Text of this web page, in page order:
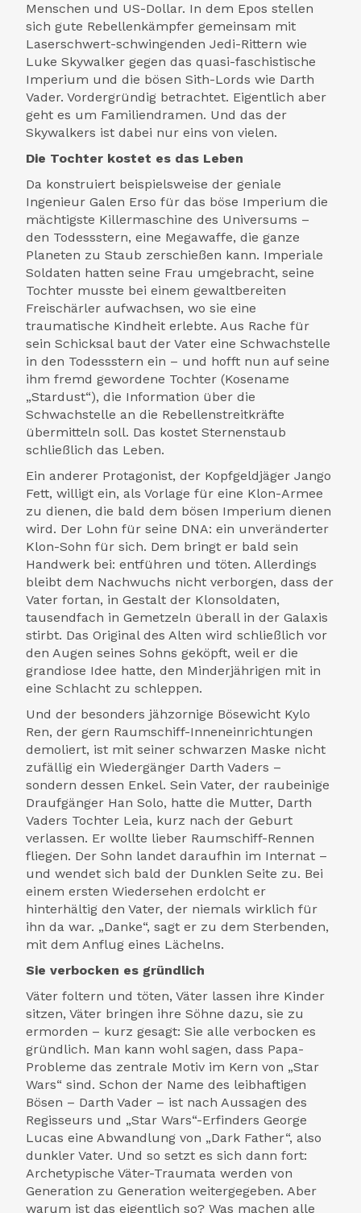
Menschen und US-Dollar. In dem Epos stellen
sich gute Rebellenkämpfer gemeinsam mit
Laserschwert-schwingenden Jedi-Rittern wie
Luke Skywalker gegen das quasi-faschistische
Imperium und die bösen Sith-Lords wie Darth
Vader. Vordergründig betrachtet. Eigentlich aber
geht es um Familiendramen. Und das der
Skywalkers ist dabei nur eins von vielen.
Die Tochter kostet es das Leben
Da konstruiert beispielsweise der geniale
Ingenieur Galen Erso für das böse Imperium die
mächtigste Killermaschine des Universums –
den Todessstern, eine Megawaffe, die ganze
Planeten zu Staub zerschießen kann. Imperiale
Soldaten hatten seine Frau umgebracht, seine
Tochter musste bei einem gewaltbereiten
Freischärler aufwachsen, wo sie eine
traumatische Kindheit erlebte. Aus Rache für
sein Schicksal baut der Vater eine Schwachstelle
in den Todessstern ein – und hofft nun auf seine
ihm fremd gewordene Tochter (Kosename
„Stardust“), die Information über die
Schwachstelle an die Rebellenstreitkräfte
übermitteln soll. Das kostet Sternenstaub
schließlich das Leben.
Ein anderer Protagonist, der Kopfgeldjäger Jango
Fett, willigt ein, als Vorlage für eine Klon-Armee
zu dienen, die bald dem bösen Imperium dienen
wird. Der Lohn für seine DNA: ein unveränderter
Klon-Sohn für sich. Dem bringt er bald sein
Handwerk bei: entführen und töten. Allerdings
bleibt dem Nachwuchs nicht verborgen, dass der
Vater fortan, in Gestalt der Klonsoldaten,
tausendfach in Gemetzeln überall in der Galaxis
stirbt. Das Original des Alten wird schließlich vor
den Augen seines Sohns geköpft, weil er die
grandiose Idee hatte, den Minderjährigen mit in
eine Schlacht zu schleppen.
Und der besonders jähzornige Bösewicht Kylo
Ren, der gern Raumschiff-Inneneinrichtungen
demoliert, ist mit seiner schwarzen Maske nicht
zufällig ein Wiedergänger Darth Vaders –
sondern dessen Enkel. Sein Vater, der raubeinige
Draufgänger Han Solo, hatte die Mutter, Darth
Vaders Tochter Leia, kurz nach der Geburt
verlassen. Er wollte lieber Raumschiff-Rennen
fliegen. Der Sohn landet daraufhin im Internat –
und wendet sich bald der Dunklen Seite zu. Bei
einem ersten Wiedersehen erdolcht er
hinterhältig den Vater, der niemals wirklich für
ihn da war. „Danke“, sagt er zu dem Sterbenden,
mit dem Anflug eines Lächelns.
Sie verbocken es gründlich
Väter foltern und töten, Väter lassen ihre Kinder
sitzen, Väter bringen ihre Söhne dazu, sie zu
ermorden – kurz gesagt: Sie alle verbocken es
gründlich. Man kann wohl sagen, dass Papa-
Probleme das zentrale Motiv im Kern von „Star
Wars“ sind. Schon der Name des leibhaftigen
Bösen – Darth Vader – ist nach Aussagen des
Regisseurs und „Star Wars“-Erfinders George
Lucas eine Abwandlung von „Dark Father“, also
dunkler Vater. Und so setzt es sich dann fort:
Archetypische Väter-Traumata werden von
Generation zu Generation weitergegeben. Aber
warum ist das eigentlich so? Was machen alle